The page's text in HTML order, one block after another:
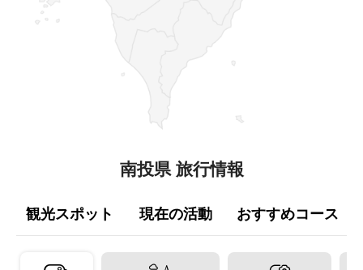
南投県 旅行情報
観光スポット 現在の活動 おすすめコース